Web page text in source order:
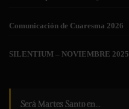
Comunicación de Cuaresma 2026
SILENTIUM – NOVIEMBRE 2025
Será Martes Santo en...